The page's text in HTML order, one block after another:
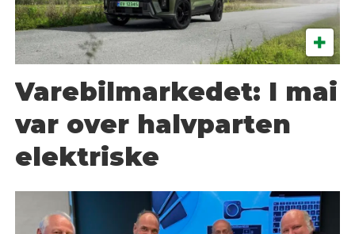
Varebilmarkedet: I mai
var over halvparten
elektriske